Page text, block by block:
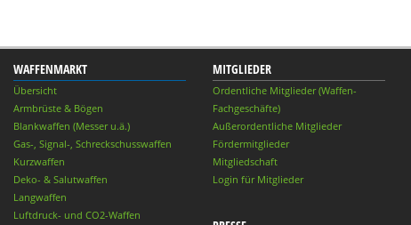
WAFFENMARKT
Übersicht
Armbrüste & Bögen
Blankwaffen (Messer u.ä.)
Gas-, Signal-, Schreckschusswaffen
Kurzwaffen
Deko- & Salutwaffen
Langwaffen
Luftdruck- und CO2-Waffen
MITGLIEDER
Ordentliche Mitglieder (Waffen-
Fachgeschäfte)
Außerordentliche Mitglieder
Fördermitglieder
Mitgliedschaft
Login für Mitglieder